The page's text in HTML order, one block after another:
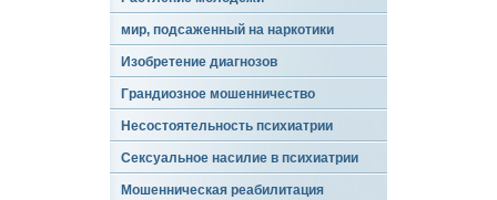
мир, подсаженный на наркотики
Изобретение диагнозов
Грандиозное мошенничество
Несостоятельность психиатрии
Сексуальное насилие в психиатрии
Мошенническая реабилитация